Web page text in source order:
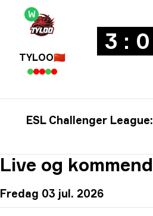
W
TYLOO🇨🇳
3 : 0
ESL Challenger
Live og
Fredag 03 jul. 2026